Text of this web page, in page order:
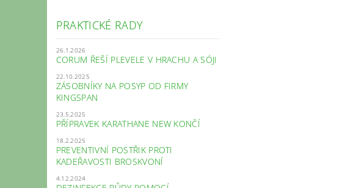
PRAKTICKÉ RADY
26.1.2026
CORUM ŘEŠÍ PLEVELE V HRACHU A SÓJI
22.10.2025
ZÁSOBNÍKY NA POSYP OD FIRMY
KINGSPAN
23.5.2025
PŘÍPRAVEK KARATHANE NEW KONČÍ
18.2.2025
PREVENTIVNÍ POSTŘIK PROTI
KADEŘAVOSTI BROSKVONÍ
4.12.2024